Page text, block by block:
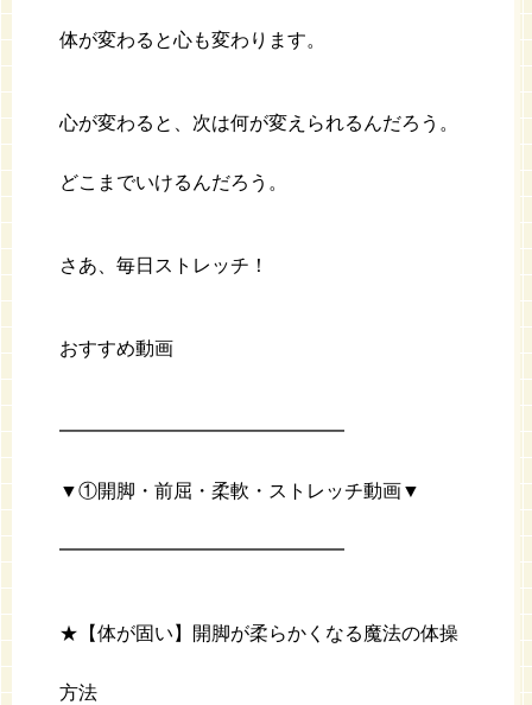
体が変わると心も変わります。
心が変わると、次は何が変えられるんだろう。
どこまでいけるんだろう。
さあ、毎日ストレッチ！
おすすめ動画
━━━━━━━━━━━━━━━
▼①開脚・前屈・柔軟・ストレッチ動画▼
━━━━━━━━━━━━━━━
★【体が固い】開脚が柔らかくなる魔法の体操
方法